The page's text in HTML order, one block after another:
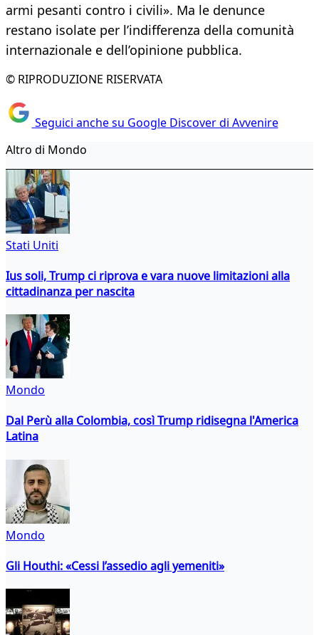
armi pesanti contro i civili». Ma le denunce
restano isolate per l’indifferenza della comunità
internazionale e dell’opinione pubblica.
© RIPRODUZIONE RISERVATA
Seguici anche su Google Discover di Avvenire
Altro di Mondo
Stati Uniti
Ius soli, Trump ci riprova e vara nuove limitazioni alla
cittadinanza per nascita
Mondo
Dal Perù alla Colombia, così Trump ridisegna l'America
Latina
Mondo
Gli Houthi: «Cessi l’assedio agli yemeniti»